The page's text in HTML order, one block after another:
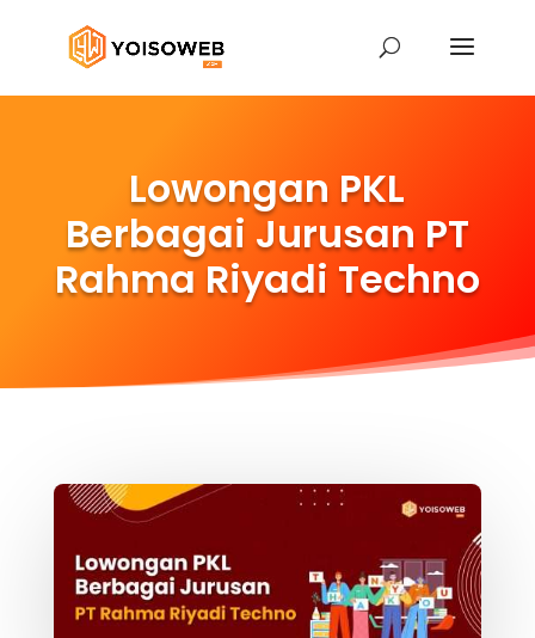
Lowongan PKL
Berbagai Jurusan PT
Rahma Riyadi Techno